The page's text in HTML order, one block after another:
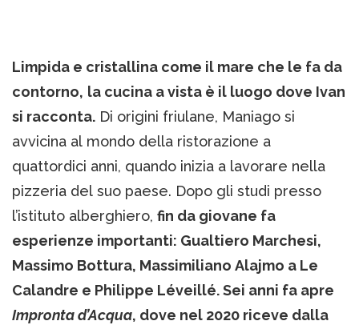
Limpida e cristallina come il mare che le fa da
contorno, la cucina a vista è il luogo dove Ivan
si racconta. Di origini friulane, Maniago si
avvicina al mondo della ristorazione a
quattordici anni, quando inizia a lavorare nella
pizzeria del suo paese. Dopo gli studi presso
l’istituto alberghiero, fin da giovane fa
esperienze importanti: Gualtiero Marchesi,
Massimo Bottura, Massimiliano Alajmo a Le
Calandre e Philippe Léveillé. Sei anni fa apre
Impronta d’Acqua, dove nel 2020 riceve dalla